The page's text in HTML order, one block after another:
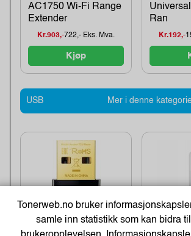
AC1750 Wi-Fi Range
Extender
Kr.903,-722,- Eks. Mva.
Kjøp
Ran
Kr.192,-
USB Mer i denne
Tonerweb.no bruker
samle inn statistikk som kan bidra